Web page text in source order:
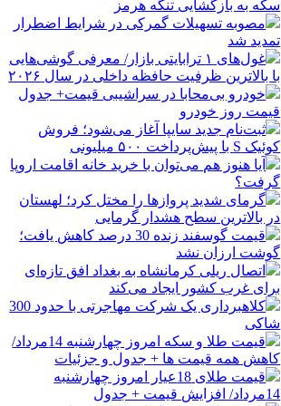
سکه به بازگشایی تنگه هرمز
مصوبه تسهیلات گمرکی در شرایط اضطرار
تمدید شد
غول‌های ۱ ترابایتی بازار/ معرفی گوشی‌هایی
با بالاترین ظرفیت حافظه داخلی در سال ۲۰۲۶
خودرو بی‌محابا در سراشیبی قیمت+ جدول
قیمت روز خودرو
ثبت‌نام جدید سایپا آغاز می‌شود؛ فروش
کوئیک S با پیش‌پرداخت ۵۰۰ میلیونی
آیا هنوز هم می‌توان با خرید خانه اقامت اروپا
گرفت؟
گرمای شدید پروازها را مختل کرد؛ لهستان
در بالاترین سطح هشدار گرمایی
قیمت گوسفند زنده 30 درصد کاهش یافت؛
گوشت ارزان نشد
اتصال ریلی کرمانشاه به بغداد افق تازه‌ای
برای غرب کشور ایجاد می‌کند
کلاهبرداری یک شرکت مهاجرتی با حدود 300
شاکی
قیمت طلا و سکه امروز چهارشنبه 14مرداد/
کاهش همه قیمت ها + جدول و جزئیات
قیمت طلای 18عیار امروز چهارشنبه
14مرداد/ افزایش قیمت + جدول